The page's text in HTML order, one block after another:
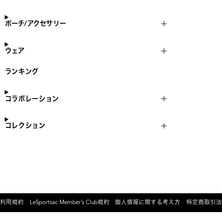
ポーチ/アクセサリー
ウェア
ランキング
コラボレーション
コレクション
利用規約 LeSportsac Member’s Club規約 個人情報に関する考え方 特定商取引